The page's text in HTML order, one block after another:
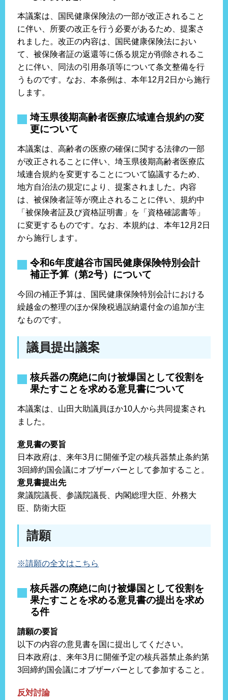
本議案は、国民健康保険法の一部が改正されること
に伴い、所要の改正を行う必要があるため、提案さ
れました。改正の内容は、国民健康保険法におい
て、被保険者証の返還等に係る規定が削除されるこ
とに伴い、同法の引用条項等について条文整備を行
うものです。なお、本条例は、本年12月2日から施行
します。
埼玉県後期高齢者医療広域連合規約の変
更について
本議案は、高齢者の医療の確保に関する法律の一部
が改正されることに伴い、埼玉県後期高齢者医療広
域連合規約を変更することについて協議するため、
地方自治法の規定により、提案されました。内容
は、被保険者証等が廃止されることに伴い、規約中
「被保険者証及び資格証明書」を「資格確認書等」
に変更するものです。なお、本規約は、本年12月2日
から施行します。
令和6年度越谷市国民健康保険特別会計
補正予算（第2号）について
今回の補正予算は、国民健康保険特別会計における
繰越金の整理のほか保険税過誤納還付金の追加が主
なものです。
議員提出議案
核兵器の廃絶に向け被爆国として役割を
果たすことを求める意見書について
本議案は、山田大助議員ほか10人から共同提案され
ました。
意見書の要旨
日本政府は、来年3月に開催予定の核兵器禁止条約第
3回締約国会議にオブザーバーとして参加すること。
意見書提出先
衆議院議長、参議院議長、内閣総理大臣、外務大
臣、防衛大臣
請願
※請願の全文はこちら
核兵器の廃絶に向け被爆国として役割を
果たすことを求める意見書の提出を求め
る件
請願の要旨
以下の内容の意見書を国に提出してください。
日本政府は、来年3月に開催予定の核兵器禁止条約第
3回締約国会議にオブザーバーとして参加すること。
反対討論